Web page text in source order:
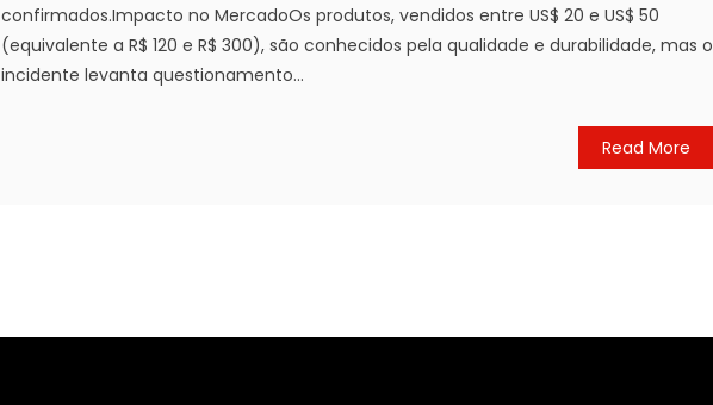
confirmados.Impacto no MercadoOs produtos, vendidos entre US$ 20 e US$ 50
(equivalente a R$ 120 e R$ 300), são conhecidos pela qualidade e durabilidade, mas o
incidente levanta questionamento...
Read More